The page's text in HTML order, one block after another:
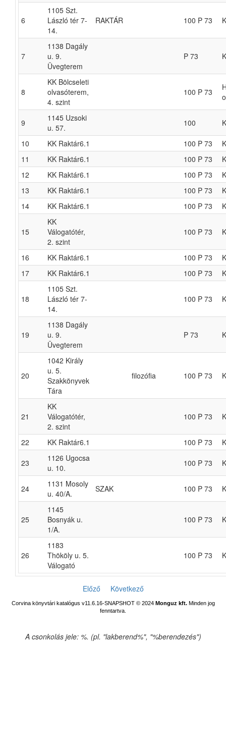
6
1105 Szt.
László tér 7-
14.
RAKTÁR 100 P 73
7
1138 Dagály
u. 9.
Üvegterem
P 73
8
KK Bölcseleti
olvasóterem,
4. szint
100 P 73
9
1145 Uzsoki
u. 57.
100
10 KK Raktár6.1 100 P 73
11
KK Raktár6.1 100 P 73
12
KK Raktár6.1 100 P 73
13
KK Raktár6.1 100 P 73
14
KK Raktár6.1 100 P 73
15
KK
Válogatótér,
2. szint
100 P 73
16 KK Raktár6.1 100 P 73
17
KK Raktár6.1 100 P 73
18
1105 Szt.
László tér 7-
14.
100 P 73
19
1138 Dagály
u. 9.
Üvegterem
P 73
20
1042 Király
u. 5.
Szakkönyvek
Tára
filozófia 100 P 73
21
KK
Válogatótér,
2. szint
100 P 73
22 KK Raktár6.1 100 P 73
23
1126 Ugocsa
u. 10.
100 P 73
24
1131 Mosoly
u. 40/A.
SZAK 100 P 73
25
1145
Bosnyák u.
1/A.
100 P 73
26
1183
Thököly u. 5.
Válogató
100 P 73
Előző Következő
Corvina könyvtári katalógus v11.6.16-SNAPSHOT© 2024 Monguz kft.Minden jog
fenntartva.
A csonkolás jele: %. (pl. "lakberend%", "%berendezés")